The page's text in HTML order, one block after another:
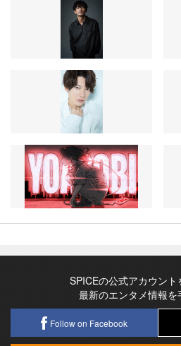
SPICEの公式アカウン
最新のエンタメ情報を
Follow on Facebook